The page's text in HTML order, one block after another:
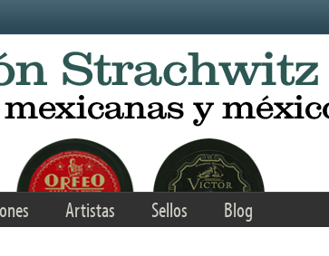
Artistas Sellos Blog